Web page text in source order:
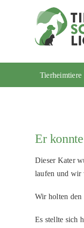
Tierheimtiere
Er
Dieser Kater
laufen und wir
Wir holten den
Es stellte sich